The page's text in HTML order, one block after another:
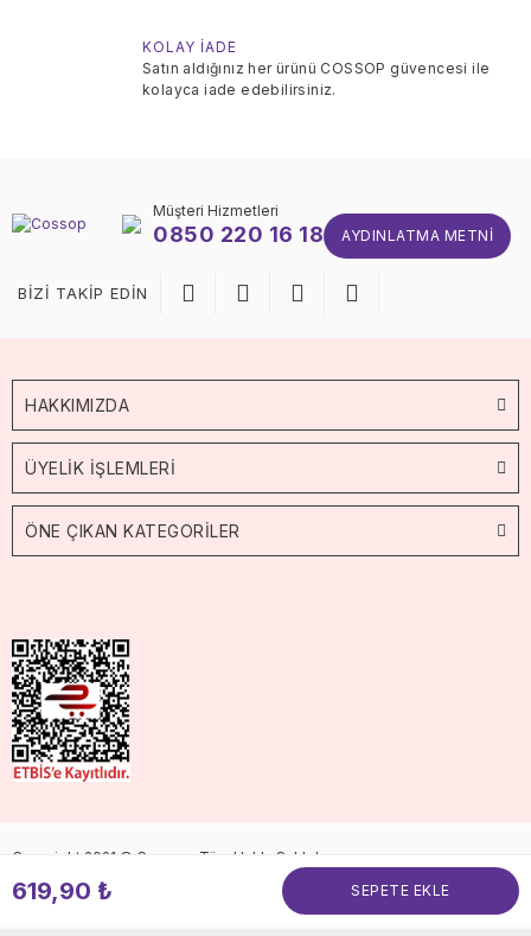
619,90 ₺ SEPETE EKLE
KOLAY İADE
Satın aldığınız her ürünü COSSOP güvencesi ile
kolayca iade edebilirsiniz.
Müşteri Hizmetleri
0850 220 16 18 AYDINLATMA METNI
BİZİ TAKİP EDİN
HAKKIMIZDA
ÜYELİK İŞLEMLERİ
ÖNE ÇIKAN KATEGORİLER
Copyright 2021 © Cossop. Tüm Hakkı Saklıdır.